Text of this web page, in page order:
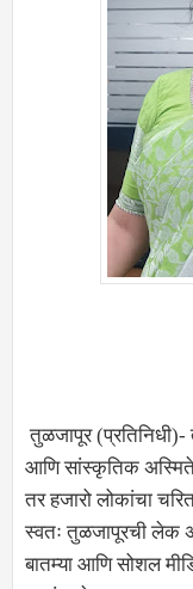
तुळजापूर (प्रतिनिधी)-
आणि सांस्कृतिक
तर हजारो लोकांचा
स्वतः तुळजापूरची लेक
बातम्या आणि सोशल